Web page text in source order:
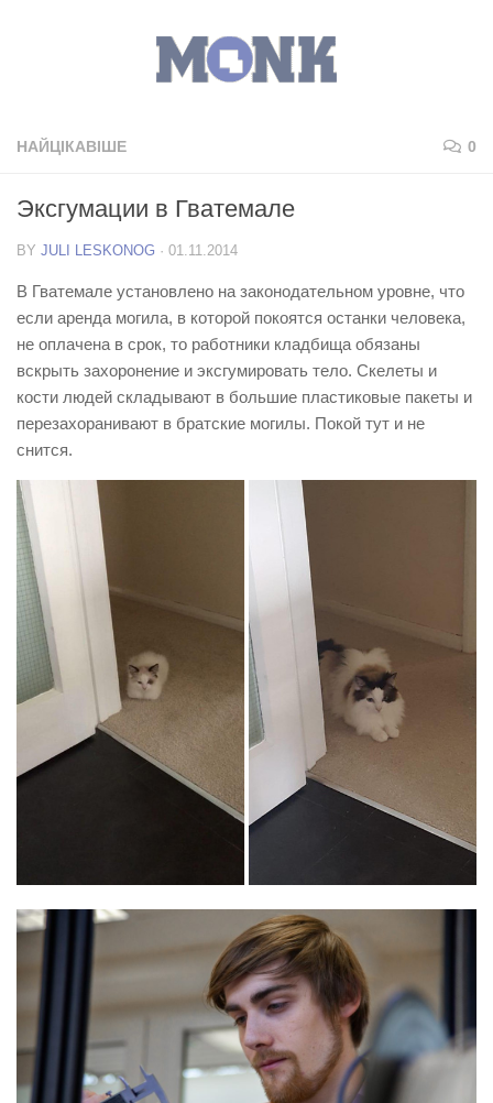
НАЙЦІКАВІШЕ 0
Эксгумации в Гватемале
BY JULI LESKONOG · 01.11.2014
В Гватемале установлено на законодательном уровне, что
если аренда могила, в которой покоятся останки человека,
не оплачена в срок, то работники кладбища обязаны
вскрыть захоронение и эксгумировать тело. Скелеты и
кости людей складывают в большие пластиковые пакеты и
перезахоранивают в братские могилы. Покой тут и не
снится.